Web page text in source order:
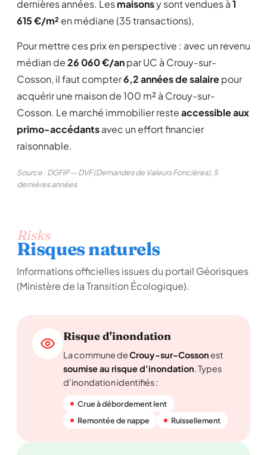
dernières années. Lesmaisonsy sont vendues à1
615 €/m² en médiane (35 transactions),
Pour mettre ces prix en perspective : avec un revenu
médian de26 060 €/anpar UC à Crouy-sur-
Cosson, il faut compter6,2 années de salairepour
acquérir une maison de 100 m² à Crouy-sur-
Cosson. Le marché immobilier resteaccessible aux
primo-accédantsavec un effort financier
raisonnable.
Source : DGFiP — DVF (Demandes de Valeurs Foncières), 5
dernières années
Risks
Risques naturels
Informations officielles issues du portail Géorisques
(Ministère de la Transition Écologique).
Risque d'inondation
La commune deCrouy-sur-Cossonest
soumise au risque d'inondation. Types
d'inondation identifiés :
Crue à débordement lent
Remontée de nappe
Ruissellement